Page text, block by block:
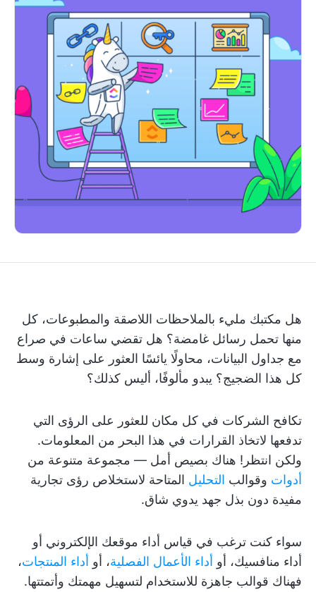
هل مكتبك مليء بالملاحظات اللاصقة والمطبوعات، كل
منها تحمل رسائل غامضة؟ هل تقضي ساعات في صراع
مع جداول البيانات، محاولًا يائسًا العثور على إشارة وسط
كل هذا الضجيج؟ يبدو مألوفًا، أليس كذلك؟
تكافح الشركات في كل مكان للعثور على الرؤى التي
تدفعها لاتخاذ القرارات في هذا البحر من المعلومات.
ولكن انتظر! هناك بصيص أمل — مجموعة متنوعة من
أدوات وقوالب التحليل المتاحة لاستخلاص رؤى تجارية
مفيدة دون بذل جهد يدوي شاق.
سواء كنت ترغب في قياس أداء موقعك الإلكتروني أو
أداء منافسيك، أو أداء الأعمال الفصلية، أو أداء المنتجات،
فهناك قوالب جاهزة للاستخدام لتسهيل مهمتك وأتمتتها.